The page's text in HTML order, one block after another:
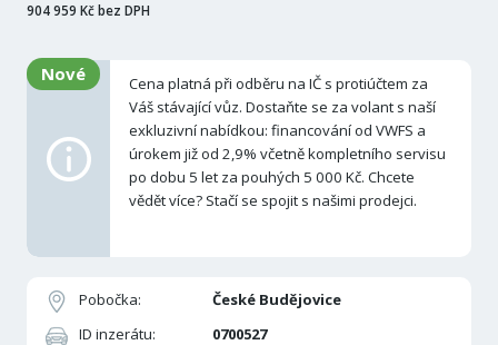
904 959 Kč bez DPH
Pobočka:
České Budějovice
ID inzerátu:
0700527
Nové
Cena platná při odběru na IČ s protiúčtem za
Váš stávající vůz. Dostaňte se za volant s naší
exkluzivní nabídkou: financování od VWFS a
úrokem již od 2,9% včetně kompletního servisu
po dobu 5 let za pouhých 5 000 Kč. Chcete
vědět více? Stačí se spojit s našimi prodejci.